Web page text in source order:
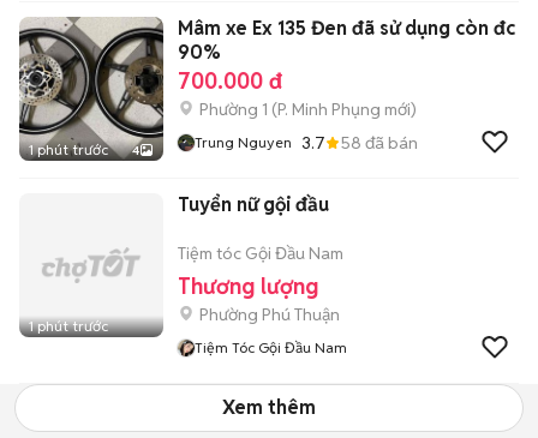
1 phút trước 4
Mâm xe Ex 135 Đen đã sử dụng còn đc
90%
700.000 đ
Phường 1 (P. Minh Phụng mới)
Trung Nguyen 3.7 58 đã bán
1 phút trước
Tuyển nữ gội đầu
Tiệm tóc Gội Đầu Nam
Thương lượng
Phường Phú Thuận
Tiệm Tóc Gội Đầu Nam
Xem thêm